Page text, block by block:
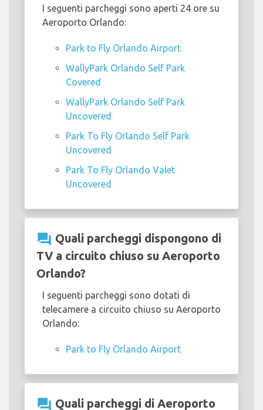
I seguenti parcheggi sono aperti 24 ore su
Aeroporto Orlando:
Park to Fly Orlando Airport
WallyPark Orlando Self Park
Covered
WallyPark Orlando Self Park
Uncovered
Park To Fly Orlando Self Park
Uncovered
Park To Fly Orlando Valet
Uncovered
question_answer Quali parcheggi dispongono di
TV a circuito chiuso su Aeroporto
Orlando?
I seguenti parcheggi sono dotati di
telecamere a circuito chiuso su Aeroporto
Orlando:
Park to Fly Orlando Airport
question_answer Quali parcheggi di Aeroporto